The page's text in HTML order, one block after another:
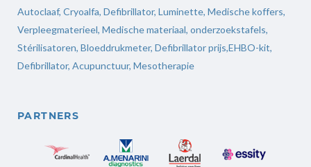
Autoclaaf, Cryoalfa, Defibrillator, Luminette, Medische koffers,
Verpleegmaterieel, Medische materiaal, onderzoekstafels,
Stérilisatoren, Bloeddrukmeter, Defibrillator prijs,EHBO-kit,
Defibrillator, Acupunctuur, Mesotherapie
PARTNERS